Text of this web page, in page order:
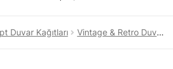
Duvar Kağıtları Vintage & Retro Duvar Kağıtları